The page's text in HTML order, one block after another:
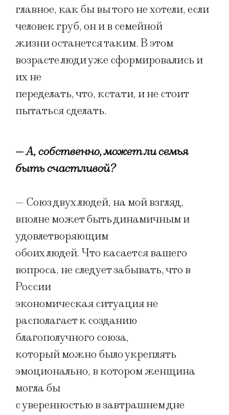
главное, как бы вы того не хотели, если
человек груб, он и в семейной
жизни останется таким. В этом
возрасте люди уже сформировались и
их не
переделать, что, кстати, и не стоит
пытаться сделать.
— А, собственно, может ли семья
быть счастливой?
— Союз двух людей, на мой взгляд,
вполне может быть динамичным и
удовлетворяющим
обоих людей. Что касается вашего
вопроса, не следует забывать, что в
России
экономическая ситуация не
располагает к созданию
благополучного союза,
который можно было укреплять
эмоционально, в котором женщина
могла бы
с уверенностью в завтрашнем дне